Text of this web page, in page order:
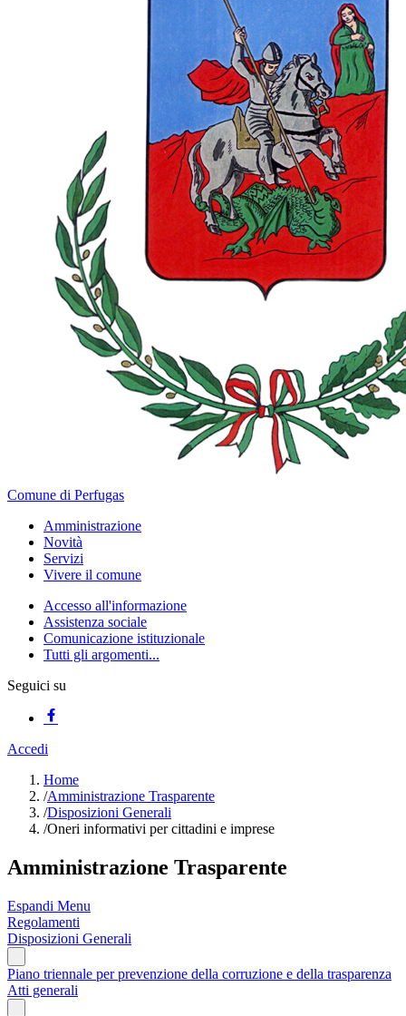
Comune di Perfugas
Amministrazione
Novità
Servizi
Vivere il comune
Accesso all'informazione
Assistenza sociale
Comunicazione istituzionale
Tutti gli argomenti...
Seguici su
Accedi
Home
/Amministrazione Trasparente
/Disposizioni Generali
/Oneri informativi per cittadini e imprese
Amministrazione Trasparente
Espandi Menu
Regolamenti
Disposizioni Generali
Piano triennale per prevenzione della corruzione e della trasparenza
Atti generali